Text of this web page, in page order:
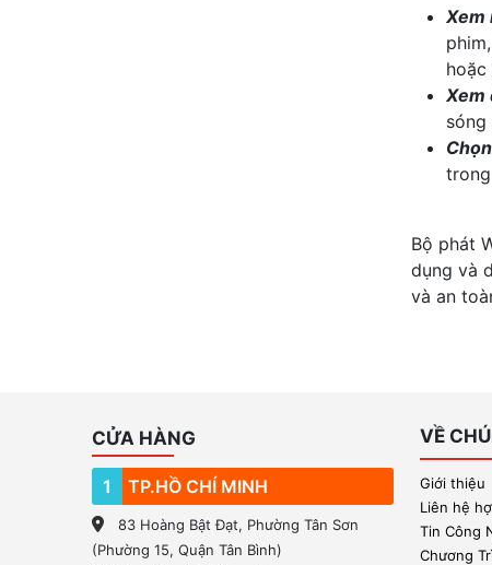
Xem
hoặc
Xem
sóng
Bộ phát
dụng và
và an
CỬA HÀNG
1 TP.HỒ CHÍ MINH
83 Hoàng Bật Đạt, Phường Tân Sơn
(Phường 15, Quận Tân Bình)
VỀ
Giới thiệu
Liên hệ
Tin Công
Chương